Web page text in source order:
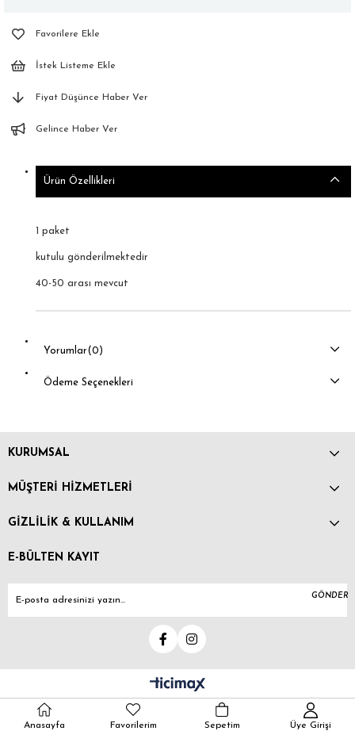
Favorilere Ekle
İstek Listeme Ekle
Fiyat Düşünce Haber Ver
Gelince Haber Ver
Ürün Özellikleri
1 paket
kutulu gönderilmektedir
40-50 arası mevcut
Yorumlar(0)
Ödeme Seçenekleri
KURUMSAL
MÜŞTERİ HİZMETLERİ
GİZLİLİK & KULLANIM
E-BÜLTEN KAYIT
GÖNDER
Anasayfa Favorilerim Sepetim Üye Girişi